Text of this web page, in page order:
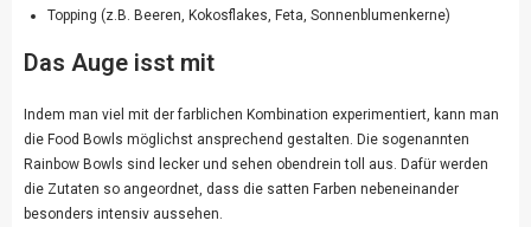
Topping (z.B. Beeren, Kokosflakes, Feta, Sonnenblumenkerne)
Das Auge isst mit
Indem man viel mit der farblichen Kombination experimentiert, kann man
die Food Bowls möglichst ansprechend gestalten. Die sogenannten
Rainbow Bowls sind lecker und sehen obendrein toll aus. Dafür werden
die Zutaten so angeordnet, dass die satten Farben nebeneinander
besonders intensiv aussehen.